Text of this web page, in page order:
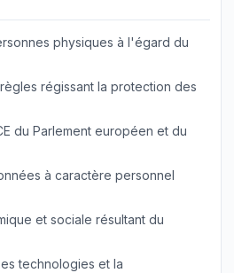
physiques à l'égard du
régissant la protection des
du Parlement européen et du
à caractère personnel
et sociale résultant du
technologies et la